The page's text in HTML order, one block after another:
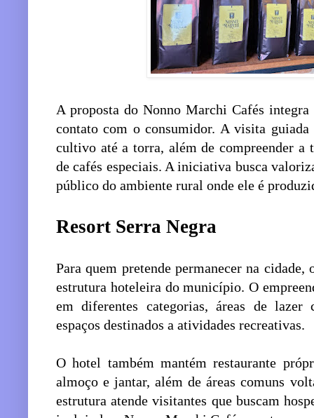
A proposta do Nonno Marchi Cafés
contato com o consumidor. A visita guiada
cultivo até a torra, além de compreender a
de cafés especiais. A iniciativa busca
público do ambiente rural onde ele é
Resort Serra Negra
Para quem pretende permanecer na
estrutura hoteleira do município. O
em diferentes categorias, áreas de lazer
espaços destinados a atividades recreativas.
O hotel também mantém restaurante
almoço e jantar, além de áreas comuns
estrutura atende visitantes que buscam